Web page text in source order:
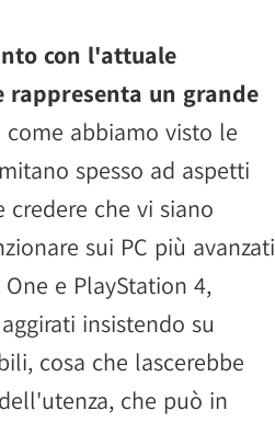
con l'attuale
rappresenta un grande
come abbiamo visto le
spesso ad aspetti
che vi siano
sui PC più avanzati
e PlayStation 4,
insistendo su
cosa che lascerebbe
che può in